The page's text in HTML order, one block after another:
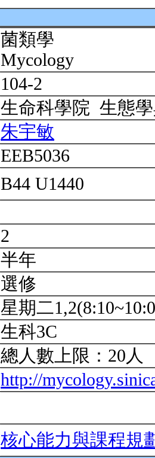
菌類學
Mycology
104-2
生命科學院 生態
朱宇敏
EEB5036
B44 U1440
2
半年
選修
星期二
生科3C
總人數上限：20人
http://
核心能力與課程規